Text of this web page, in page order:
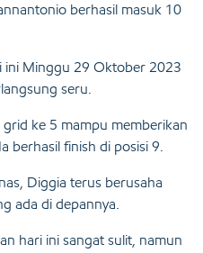
berhasil masuk 10
ini Minggu 29 Oktober 2023
seru.
ke 5 mampu memberikan
berhasil finish di posisi 9.
Diggia terus berusaha
ada di depannya.
hari ini sangat sulit, namun